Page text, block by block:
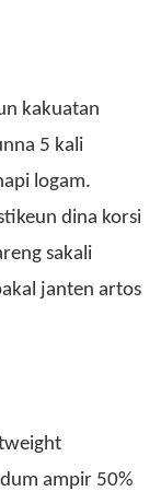
kakuatan
5 kali
logam.
dina korsi
sakali
janten artos
ampir 50%